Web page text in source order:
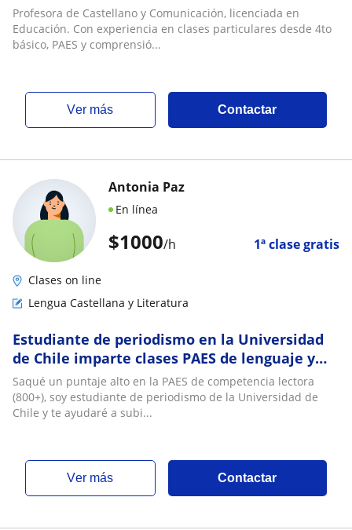
Profesora de Castellano y Comunicación, licenciada en
Educación. Con experiencia en clases particulares desde 4to
básico, PAES y comprensió...
ver más Contactar
$1000/h 1ª clase gratis
Antonia Paz
En línea
Clases on line
Lengua Castellana y Literatura
Estudiante de periodismo en la Universidad
de Chile imparte clases PAES de lenguaje y
literatura para competencia lectora
Saqué un puntaje alto en la PAES de competencia lectora
(800+), soy estudiante de periodismo de la Universidad de
Chile y te ayudaré a subi...
ver más Contactar